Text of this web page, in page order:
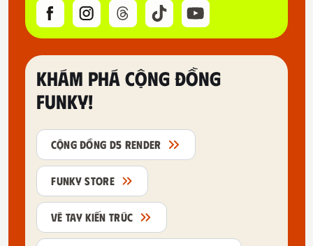
KHÁM PHÁ CỘNG ĐỒNG
FUNKY!
CỘNG ĐỒNG D5 RENDER
FUNKY STORE
VẼ TAY KIẾN TRÚC